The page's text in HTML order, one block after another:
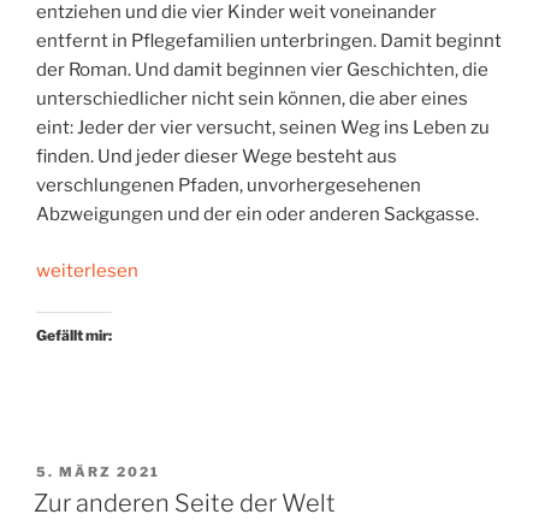
entziehen und die vier Kinder weit voneinander
entfernt in Pflegefamilien unterbringen. Damit beginnt
der Roman. Und damit beginnen vier Geschichten, die
unterschiedlicher nicht sein können, die aber eines
eint: Jeder der vier versucht, seinen Weg ins Leben zu
finden. Und jeder dieser Wege besteht aus
verschlungenen Pfaden, unvorhergesehenen
Abzweigungen und der ein oder anderen Sackgasse.
„Ins
geworfen“
weiterlesen
Gefällt mir:
VERÖFFENTLICHT
AM
5. MÄRZ 2021
Zur anderen Seite der Welt